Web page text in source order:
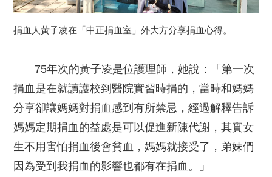
捐血人黃子凌在「中正捐血室」外大方分享捐血心得。
75年次的黃子凌是位護理師，她說：「第一次
捐血是在就讀護校到醫院實習時捐的，當時和媽媽
分享卻讓媽媽對捐血感到有所禁忌，經過解釋告訴
媽媽定期捐血的益處是可以促進新陳代謝，其實女
生不用害怕捐血後會貧血，媽媽就接受了，弟妹們
因為受到我捐血的影響也都有在捐血。」